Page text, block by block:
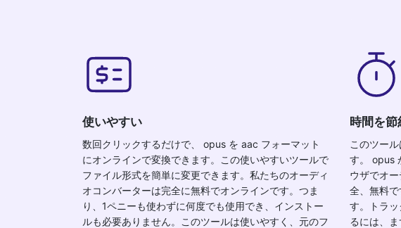
使いやすい
数回クリックするだけで、 opus を aac フォーマット
にオンラインで変換できます。この使いやすいツールで
ファイル形式を簡単に変更できます。私たちのオーディ
オコンバーターは完全に無料でオンラインです。つま
り、1ペニーも使わずに何度でも使用でき、インストー
ルも必要ありません。このツールは使いやすく、元のフ
時間を節
このツー
す。 opus
ウザでオ
全、無料
す。トラ
るには、